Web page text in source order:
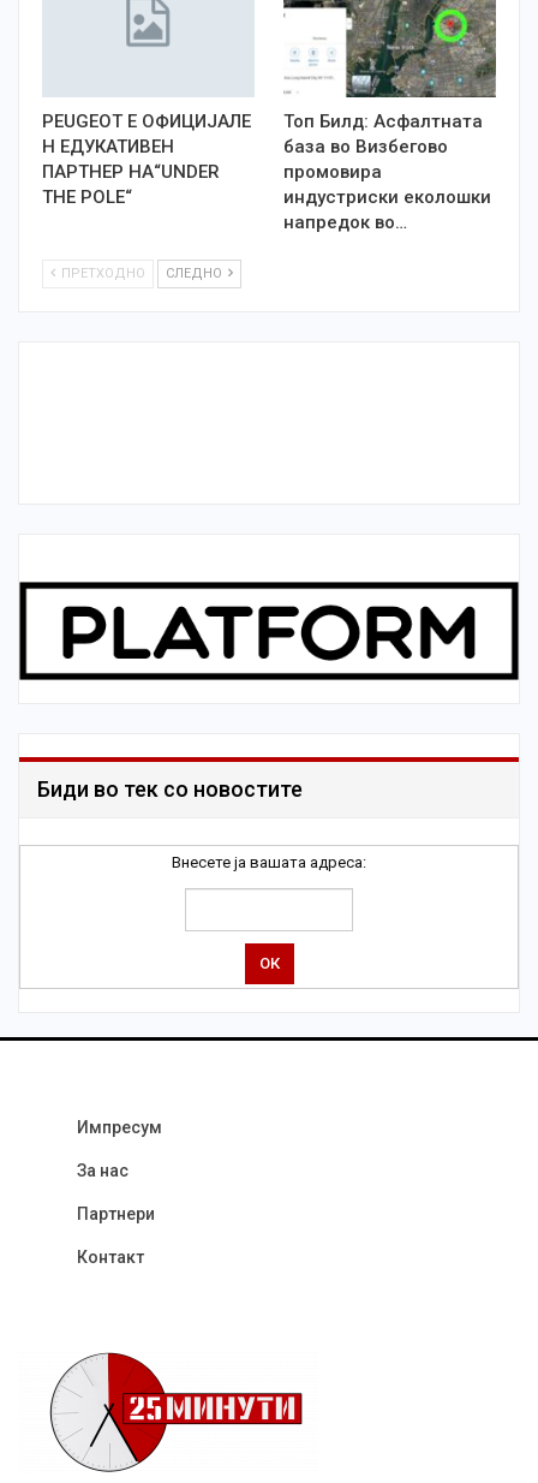
PEUGEOT Е OФИЦИЈАЛЕ
Н ЕДУКАТИВЕН
ПАРТНЕР НА“UNDER
THE POLE“
Топ Билд: Асфалтната
база во Визбегово
промовира
индустриски еколошки
напредок во…
ПРЕТХОДНО СЛЕДНО
Биди во тек со новостите
Внесете ја вашата адреса:
Импресум
За нас
Партнери
Контакт